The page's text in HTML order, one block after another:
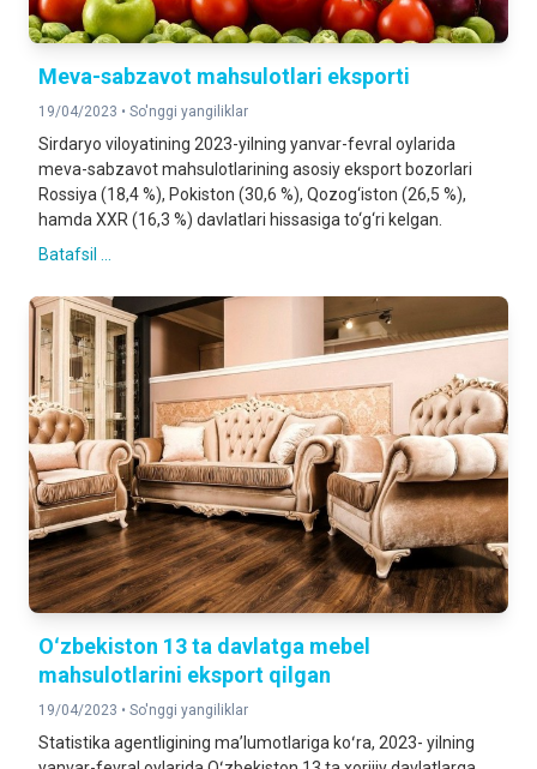
Meva-sabzavot mahsulotlari eksporti
19/04/2023 • So'nggi yangiliklar
Sirdaryo viloyatining 2023-yilning yanvar-fevral oylarida
meva-sabzavot mahsulotlarining asosiy eksport bozorlari
Rossiya (18,4 %), Pokiston (30,6 %), Qozog‘iston (26,5 %),
hamda XXR (16,3 %) davlatlari hissasiga to‘g‘ri kelgan.
Batafsil ...
Oʻzbekiston 13 ta davlatga mebel
mahsulotlarini eksport qilgan
19/04/2023 • So'nggi yangiliklar
Statistika agentligining maʼlumotlariga koʻra, 2023- yilning